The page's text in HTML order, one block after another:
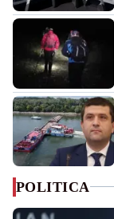
POLITICA